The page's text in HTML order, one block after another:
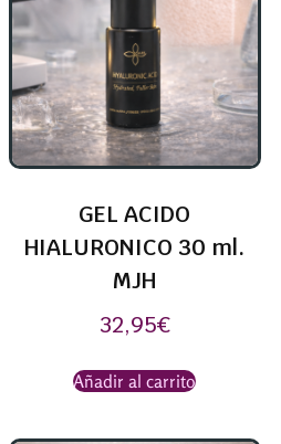
GEL ACIDO
HIALURONICO 30 ml.
MJH
32,95€
Añadir al carrito